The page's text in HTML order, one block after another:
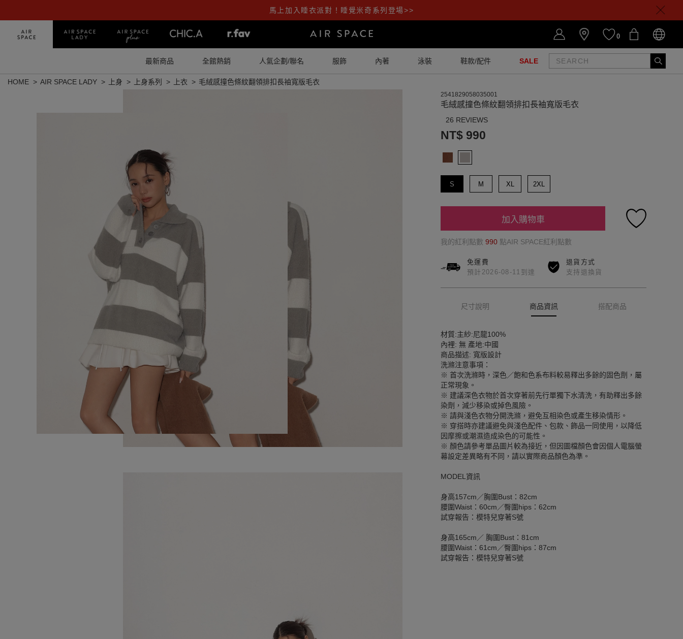
馬上加入睡衣派對！睡覺米奇系列登場>>
0
最新商品 全館熱銷 人氣企劃/聯名 服飾 內著 泳裝 鞋款/配件 SALE
HOME AIR SPACE LADY 上身 上身系列 上衣 毛絨感撞色條紋翻領排扣長袖寬版毛衣
2541829058035001
毛絨感撞色條紋翻領排扣長袖寬版毛衣
26 REVIEWS
NT$ 990
S M XL 2XL
加入購物車
我的紅利點數 990 點AIR SPACE紅利點數
免運費
預計2026-08-11到達
退貨方式
支持退換貨
尺寸說明 商品資訊 搭配商品
材質:主紗:尼龍100%
內裡: 無 產地:中國
商品描述: 寬版設計
洗滌注意事項：
※ 首次洗滌時，深色／飽和色系布料較易釋出多餘的固色劑，屬
正常現象。
※ 建議深色衣物於首次穿著前先行單獨下水清洗，有助釋出多餘
染劑，減少移染或掉色風險。
※ 請與淺色衣物分開洗滌，避免互相染色或產生移染情形。
※ 穿搭時亦建議避免與淺色配件、包款、飾品一同使用，以降低
因摩擦或潮濕造成染色的可能性。
※ 顏色請參考單品圖片較為接近，但因圖檔顏色會因個人電腦螢
幕設定差異略有不同，請以實際商品顏色為準。
MODEL資訊
身高157cm／胸圍Bust：82cm
腰圍Waist：60cm／臀圍hips：62cm
試穿報告：模特兒穿著S號
身高165cm／ 胸圍Bust：81cm
腰圍Waist：61cm／臀圍hips：87cm
試穿報告：模特兒穿著S號